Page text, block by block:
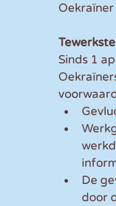
Sinds 1
De
door